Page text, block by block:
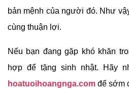
bản mệnh của người đó. Như
cùng thuận lợi.
Nếu bạn đang gặp khó khăn
hợp để tặng sinh nhật. Hãy
hoatuoihoangnga.com để sớm